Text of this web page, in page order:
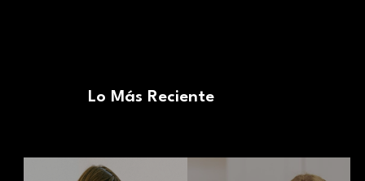
Lo Más Reciente